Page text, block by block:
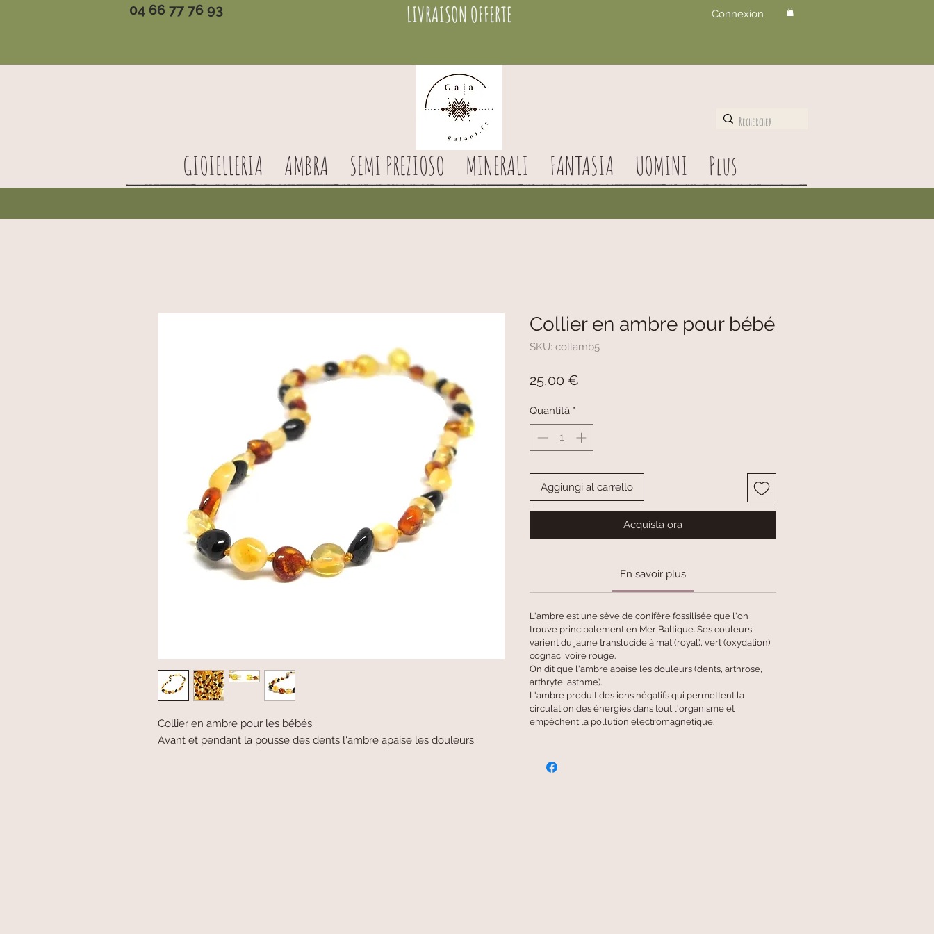
04 66 77 76 93 LIVRAISON OFFERTE Connexion
GIOIELLERIA AMBRA SEMI PREZIOSO MINERALI FANTASIA UOMINI Plus
Collier en ambre pour les bébés.
Avant et pendant la pousse des dents l'ambre apaise les douleurs.
Collier en ambre pour bébé
SKU: collamb5
25,00 €
Quantità *
Aggiungi al carrello
Acquista ora
En savoir plus
L'ambre est une sève de conifère fossilisée que l'on
trouve principalement en Mer Baltique. Ses couleurs
varient du jaune translucide à mat (royal), vert (oxydation),
cognac, voire rouge.
On dit que l'ambre apaise les douleurs (dents, arthrose,
arthryte, asthme).
L'ambre produit des ions négatifs qui permettent la
circulation des énergies dans tout l'organisme et
empêchent la pollution électromagnétique.